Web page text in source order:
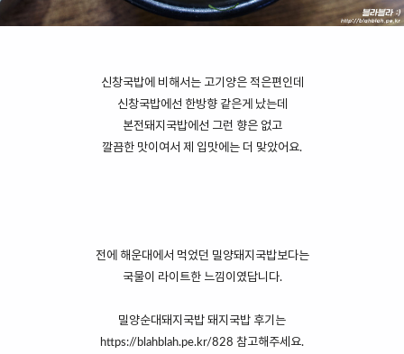
신창국밥에 비해서는 고기양은 적은편인데
신창국밥에선 한방향 같은게 났는데
본전돼지국밥에선 그런 향은 없고
깔끔한 맛이여서 제 입맛에는 더 맞았어요.
전에 해운대에서 먹었던 밀양돼지국밥보다는
국물이 라이트한 느낌이였답니다.
밀양순대돼지국밥 돼지국밥 후기는
https://blahblah.pe.kr/828 참고해주세요.